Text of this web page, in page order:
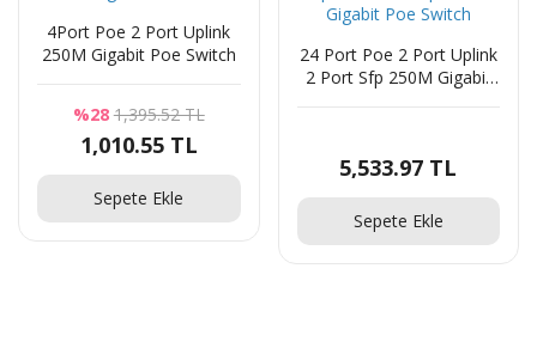
4Port Poe 2 Port Uplink
250M Gigabit Poe Switch
%28 1,395.52 TL
1,010.55 TL
Sepete Ekle
24 Port Poe 2 Port Uplink
2 Port Sfp 250M Gigabit
5,533.97 TL
Sepete Ekle